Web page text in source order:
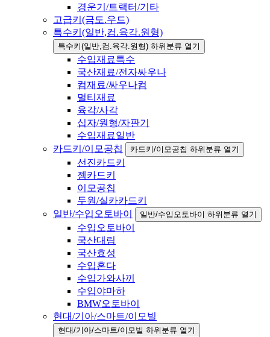
경운기/트랙터/기타
고급키(금도.우드)
특수키(일반,컴.육각.원형)
특수키(일반,컴.육각.원형) 하위분류 열기
수입재료특수
국산재료/전자싸우나
컴재료/싸우나컴
멀티재료
육각/사각
십자/원형/자판기
수입재료일반
카드키/이모공칩
카드키/이모공칩 하위분류 열기
선진카드키
젬카드키
이모공칩
두원/실카카드키
일반/수입오토바이
일반/수입오토바이 하위분류 열기
수입오토바이
국산대림
국산효성
수입혼다
수입가와사끼
수입야마하
BMW오토바이
현대/기아/스마트/이모빌
현대/기아/스마트/이모빌 하위분류 열기